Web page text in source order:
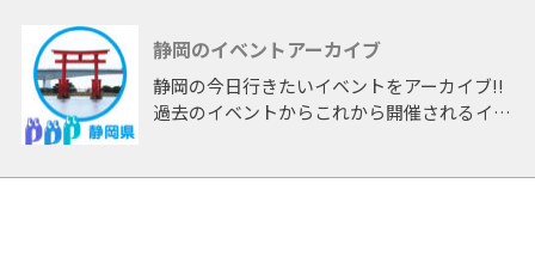
静岡のイベントアーカイブ
静岡の今日行きたいイベントをアーカイブ!!
過去のイベントからこれから開催されるイベ